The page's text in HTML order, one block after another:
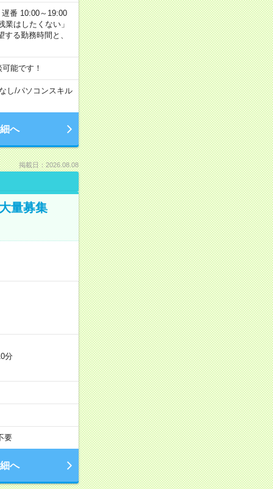
番 10:00～19:00
はしたくない」
る勤務時間と、
能です！
し/パソコンスキル
へ
掲載日：2026.08.08
量募集
分
要
へ